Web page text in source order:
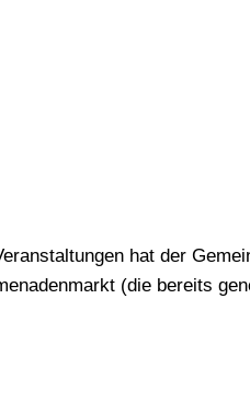
hat der
(die bereits